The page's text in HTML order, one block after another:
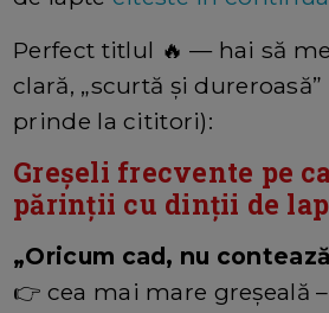
Perfect titlul 🔥 — hai să
clară, „scurtă și
prinde la cititori):
Greșeli frecvente pe
părinții cu dinții de
„Oricum cad, nu
👉 cea mai mare greșeală